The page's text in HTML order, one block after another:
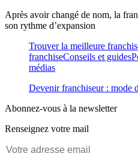
Après avoir changé de nom, la
son rythme d’expansion
Trouver la meilleure
franchiseConseils et guides
médias
Devenir franchiseur : mode
Abonnez-vous à la newsletter
Renseignez votre mail